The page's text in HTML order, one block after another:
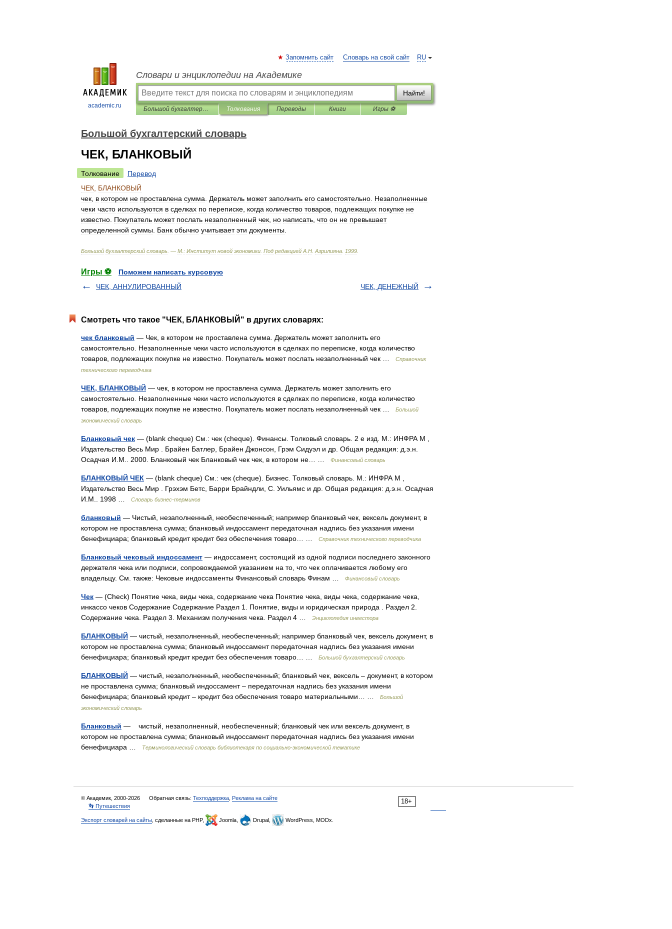
academic.ru
RU
Запомнить сайт Словарь на свой сайт
Словари и энциклопедии на Академике
Найти!
Большой бухгалтерский словарь Толкования Переводы Книги Игры ⚽
Большой бухгалтерский словарь
ЧЕК, БЛАНКОВЫЙ
Толкование
Перевод
ЧЕК БЛАНКОВЫЙ
чек в котором не проставлена сумма Держатель может заполнить его самостоятельно Незаполненные
чеки часто используются в сделках по переписке когда количество товаров подлежащих покупке не
известно Покупатель может послать незаполненный чек но написать что он не превышает
определенной суммы Банк обычно учитывает эти документы
Большой бухгалтерский словарь . — М : Институт новой экономики Под редакцией А Н Азрилияна 1999
Игры ⚽
Поможем написать курсовую
ЧЕК, АННУЛИРОВАННЫЙ
ЧЕК, ДЕНЕЖНЫЙ
Смотреть что такое "ЧЕК, БЛАНКОВЫЙ" в других словарях:
чек бланковый — Чек, в котором не проставлена сумма. Держатель может заполнить его
самостоятельно. Незаполненные чеки часто используются в сделках по переписке, когда количество
товаров, подлежащих покупке не известно. Покупатель может послать незаполненный чек …
Справочник
технического переводчика
ЧЕК, БЛАНКОВЫЙ — чек, в котором не проставлена сумма. Держатель может заполнить его
самостоятельно. Незаполненные чеки часто используются в сделках по переписке, когда количество
товаров, подлежащих покупке не известно. Покупатель может послать незаполненный чек …
Большой
экономический словарь
Бланковый чек — (blank cheque) См.: чек (cheque). Финансы. Толковый словарь. 2 е изд. М.: ИНФРА М ,
Издательство Весь Мир . Брайен Батлер, Брайен Джонсон, Грэм Сидуэл и др. Общая редакция: д.э.н.
Осадчая И.М.. 2000. Бланковый чек Бланковый чек чек, в котором не… …
Финансовый словарь
БЛАНКОВЫЙ ЧЕК — (blank cheque) См.: чек (cheque). Бизнес. Толковый словарь. М.: ИНФРА М ,
Издательство Весь Мир . Грэхэм Бетс, Барри Брайндли, С. Уильямс и др. Общая редакция: д.э.н. Осадчая
И.М.. 1998 …
Словарь бизнес-терминов
бланковый — Чистый, незаполненный, необеспеченный; например бланковый чек, вексель документ, в
котором не проставлена сумма; бланковый индоссамент передаточная надпись без указания имени
бенефициара; бланковый кредит кредит без обеспечения товаро… …
Справочник технического переводчика
Бланковый чековый индоссамент — индоссамент, состоящий из одной подписи последнего законного
держателя чека или подписи, сопровождаемой указанием на то, что чек оплачивается любому его
владельцу. См. также: Чековые индоссаменты Финансовый словарь Финам …
Финансовый словарь
Чек — (Check) Понятие чека, виды чека, содержание чека Понятие чека, виды чека, содержание чека,
инкассо чеков Содержание Содержание Раздел 1. Понятие, виды и юридическая природа . Раздел 2.
Содержание чека. Раздел 3. Механизм получения чека. Раздел 4 …
Энциклопедия инвестора
БЛАНКОВЫЙ — чистый, незаполненный, необеспеченный; например бланковый чек, вексель документ, в
котором не проставлена сумма; бланковый индоссамент передаточная надпись без указания имени
бенефициара; бланковый кредит кредит без обеспечения товаро… …
Большой бухгалтерский словарь
БЛАНКОВЫЙ — чистый, незаполненный, необеспеченный; бланковый чек, вексель – документ, в котором
не проставлена сумма; бланковый индоссамент – передаточная надпись без указания имени
бенефициара; бланковый кредит – кредит без обеспечения товаро материальными… …
Большой
экономический словарь
Бланковый — чистый, незаполненный, необеспеченный; бланковый чек или вексель документ, в
котором не проставлена сумма; бланковый индоссамент передаточная надпись без указания имени
бенефициара …
Терминологический словарь библиотекаря по социально-экономической тематике
18+
© Академик, 2000-2026 Обратная связь: Техподдержка Реклама на сайте
👣 Путешествия
Экспорт словарей на сайты , сделанные на PHP, Joomla, Drupal, WordPress, MODx.